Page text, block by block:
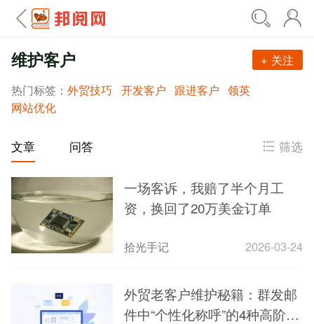
维护客户
+ 关注
热门标签：外贸技巧 开发客户 跟进客户 领英
网站优化
文章 问答 筛选
一场客诉，我赔了半个月工
资，换回了20万美金订单
拾光手记 2026-03-24
外贸老客户维护秘籍：群发邮
件中“个性化称呼”的4种高阶用